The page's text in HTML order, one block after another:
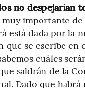
no despejarían
muy importante
está dada por la
que se escribe en
cuáles
saldrán de la
Dado que